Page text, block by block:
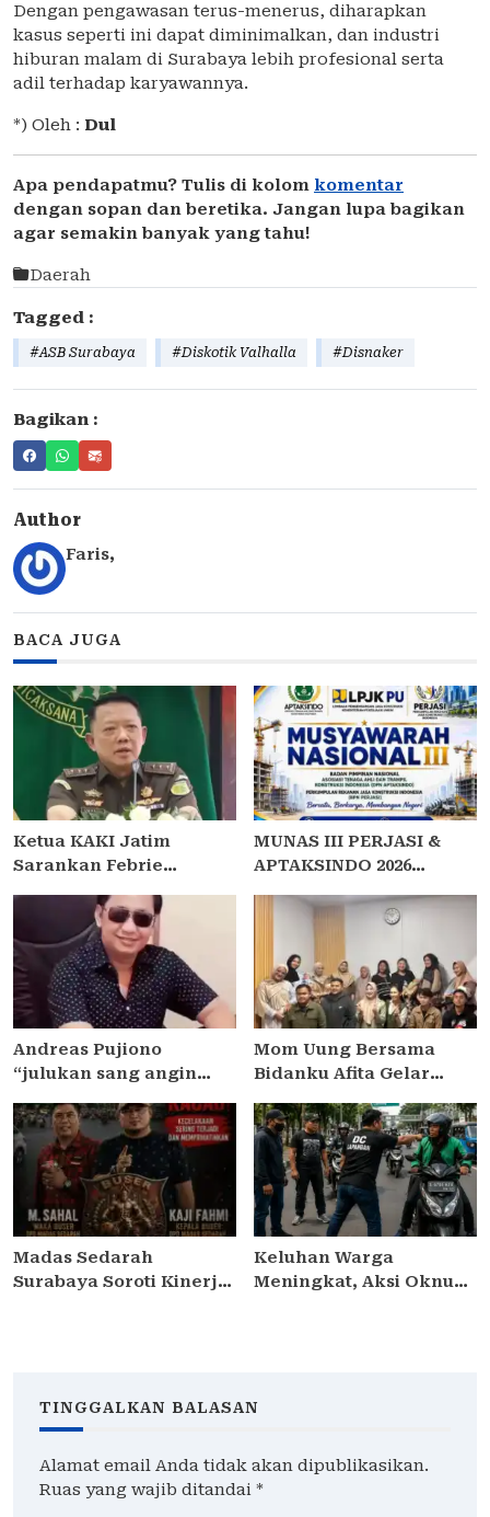
Dengan pengawasan terus-menerus, diharapkan
kasus seperti ini dapat diminimalkan, dan industri
hiburan malam di Surabaya lebih profesional serta
adil terhadap karyawannya.
*) Oleh : Dul
Apa pendapatmu? Tulis di kolom komentar
dengan sopan dan beretika. Jangan lupa bagikan
agar semakin banyak yang tahu!
Daerah
Tagged :
#ASB Surabaya #Diskotik Valhalla #Disnaker
Bagikan :
Author
Faris,
BACA JUGA
Ketua KAKI Jatim
Sarankan Febrie
Sikap dan Hormati
Proses Hukum, Bukan
Ajukan Praperadilan
MUNAS III PERJASI &
APTAKSINDO 2026
BERKARYA, MEMBANGUN
HADIR
Andreas Pujiono
“julukan sang angin
Satreskrim Polres
Madiun , ditengarai tipu
Masyarakat 3,5 Milliar
Mom Uung Bersama
Bidanku Afita Gelar
yang Benar dalam
Peringatan Pekan ASI
Sedunia 2026
Madas Sedarah
Surabaya Soroti Kinerja
Keluhan Warga
Meningkat, Aksi Oknum
TINGGALKAN BALASAN
Alamat email Anda tidak akan dipublikasikan.
Ruas yang wajib ditandai *